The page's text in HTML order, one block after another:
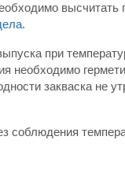
при
необходимо
закваска не
соблюдения